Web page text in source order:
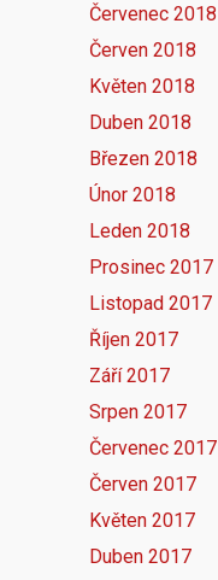
Červenec 2018
Červen 2018
Květen 2018
Duben 2018
Březen 2018
Únor 2018
Leden 2018
Prosinec 2017
Listopad 2017
Říjen 2017
Září 2017
Srpen 2017
Červenec 2017
Červen 2017
Květen 2017
Duben 2017